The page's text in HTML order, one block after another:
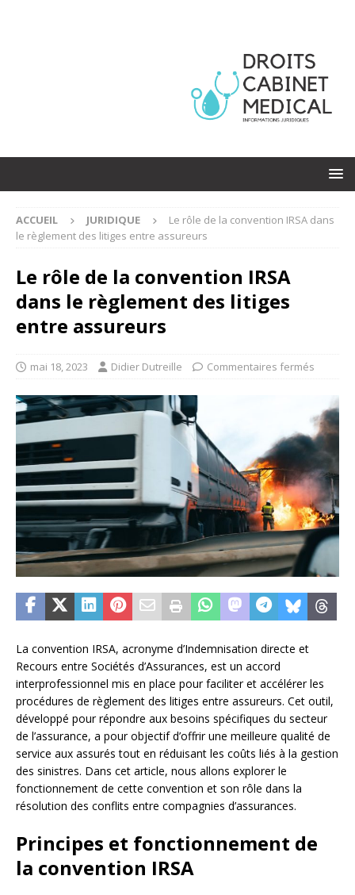
ACCUEIL JURIDIQUE
Le rôle de la convention IRSA dans
le règlement des litiges entre assureurs
Le rôle de la convention IRSA
dans le règlement des litiges
entre assureurs
mai 18, 2023 Didier Dutreille Commentaires fermés
La convention IRSA, acronyme d’Indemnisation directe et
Recours entre Sociétés d’Assurances, est un accord
interprofessionnel mis en place pour faciliter et accélérer les
procédures de règlement des litiges entre assureurs. Cet outil,
développé pour répondre aux besoins spécifiques du secteur
de l’assurance, a pour objectif d’offrir une meilleure qualité de
service aux assurés tout en réduisant les coûts liés à la gestion
des sinistres. Dans cet article, nous allons explorer le
fonctionnement de cette convention et son rôle dans la
résolution des conflits entre compagnies d’assurances.
Principes et fonctionnement de
la convention IRSA